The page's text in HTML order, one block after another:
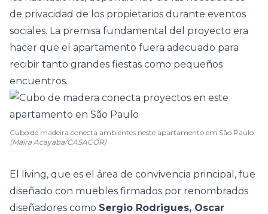
de privacidad de los propietarios durante eventos
sociales. La premisa fundamental del proyecto era
hacer que el apartamento fuera adecuado para
recibir tanto grandes fiestas como pequeños
encuentros.
Cubo de madeira conecta ambientes neste apartamento em São Paulo
(Maira Acayaba/CASACOR)
El living, que es el área de convivencia principal, fue
diseñado con muebles firmados por renombrados
diseñadores como Sergio Rodrigues, Oscar